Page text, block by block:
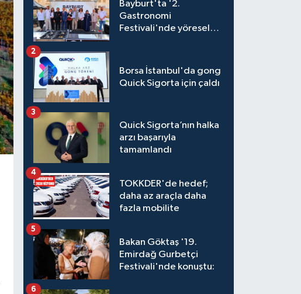
Bayburt'ta '2.
Gastronomi
Festivali'nde yöresel
Borsa İstanbul'da gong
Quick Sigorta için çaldı
2
Quick Sigorta’nın halka
arzı başarıyla
tamamlandı
3
TOKKDER'de hedef;
daha az araçla daha
fazla mobilite
4
Bakan Göktaş '19.
Emirdağ Gurbetçi
Festivali'nde konuştu:
5
6